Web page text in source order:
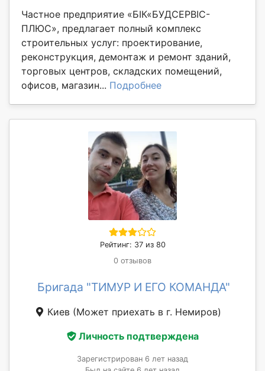
Частное предприятие «БІК«БУДСЕРВІС-
ПЛЮС», предлагает полный комплекс
строительных услуг: проектирование,
реконструкция, демонтаж и ремонт зданий,
торговых центров, складских помещений,
офисов, магазин... Подробнее
Рейтинг: 37 из 80
0 отзывов
Бригада "ТИМУР И ЕГО КОМАНДА"
Киев (Может приехать в г. Немиров)
Личность подтверждена
Зарегистрирован 6 лет назад